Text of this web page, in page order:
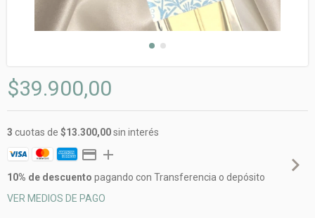
$39.900,00
3 cuotas de $13.300,00sin interés
10% de descuento pagando con Transferencia o depósito
VER MEDIOS DE PAGO